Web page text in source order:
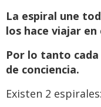
La espiral une
los hace viajar en
Por lo tanto
de conciencia.
Existen 2